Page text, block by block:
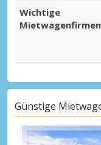
Wichtige
Mietwagenfirmen
Günstige